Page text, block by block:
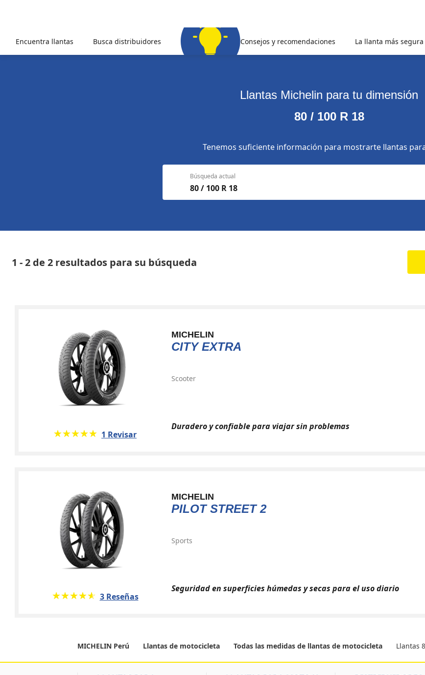
Encuentra llantas Busca distribuidores Consejos y recomendaciones La llanta más segura
Llantas Michelin para tu dimensión
80 / 100 R 18
Tenemos suficiente información para mostrarte llantas
Búsqueda actual
80 / 100 R 18
1 - 2 de 2 resultados para su búsqueda
MICHELIN
CITY EXTRA
Scooter
★★★★★
☆☆☆☆☆ 1 Revisar
Duradero y confiable para viajar sin problemas
MICHELIN
PILOT STREET 2
Sports
★★★★★
☆☆☆☆☆ 3 Reseñas
Seguridad en superficies húmedas y secas para el uso diario
MICHELIN Perú Llantas de motocicleta Todas las medidas de llantas de motocicleta Llantas